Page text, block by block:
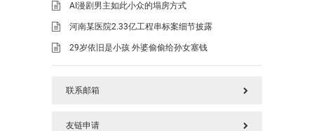
AI漫剧男主如此小众的塌房方式
河南某医院2.33亿工程串标案细节披露
29岁依旧是小孩 外婆偷偷给孙女塞钱
联系邮箱
友链申请